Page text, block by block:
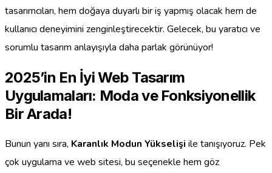
tasarımcıları, hem doğaya duyarlı bir iş yapmış olacak hem de
kullanıcı deneyimini zenginleştirecektir. Gelecek, bu yaratıcı ve
sorumlu tasarım anlayışıyla daha parlak görünüyor!
2025’in En İyi Web Tasarım
Uygulamaları: Moda ve Fonksiyonellik
Bir Arada!
Bunun yanı sıra, Karanlık Modun Yükselişi ile tanışıyoruz. Pek
çok uygulama ve web sitesi, bu seçenekle hem göz